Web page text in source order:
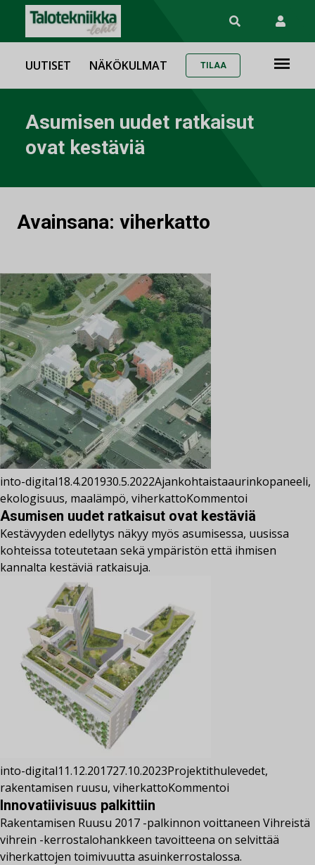
UUTISET NÄKÖKULMAT TILAA
Asumisen uudet ratkaisut
ovat kestäviä
Avainsana: viherkatto
into-digital18.4.201930.5.2022Ajankohtaistaaurinkopaneeli,
ekologisuus, maalämpö, viherkattoKommentoi
Asumisen uudet ratkaisut ovat kestäviä
Kestävyyden edellytys näkyy myös asumisessa, uusissa
kohteissa toteutetaan sekä ympäristön että ihmisen
kannalta kestäviä ratkaisuja.
into-digital11.12.201727.10.2023Projektithulevedet,
rakentamisen ruusu, viherkattoKommentoi
Innovatiivisuus palkittiin
Rakentamisen Ruusu 2017 -palkinnon voittaneen Vihreistä
vihrein -kerrostalohankkeen tavoitteena on selvittää
viherkattojen toimivuutta asuinkerrostalossa.